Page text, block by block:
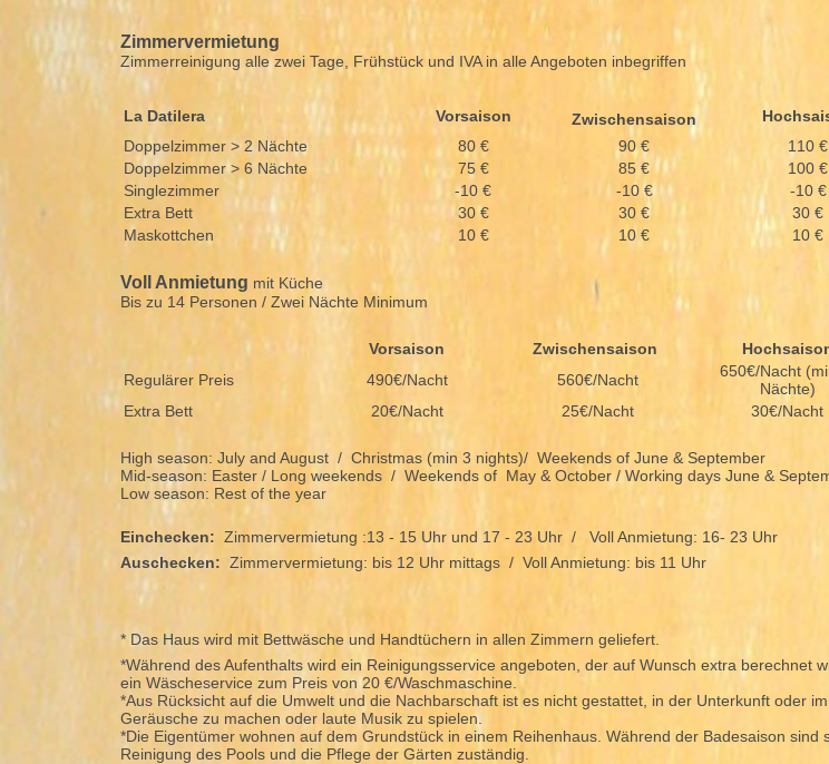
Zimmervermietung
Zimmerreinigung alle zwei Tage, Frühstück und IVA in alle Angeboten inbegriffen
La Datilera Vorsaison Zwischensaison
Doppelzimmer > 2 Nächte
80 € 90 €
110 €
Doppelzimmer > 6 Nächte
75 € 85 €
100 €
Singlezimmer
-10 € -10 €
-10 €
Extra Bett
30 € 30 €
30 €
Maskottchen
10 € 10 € 10 €
Voll Anmietung mit Küche
Bis zu 14 Personen / Zwei Nächte Minimum
Vorsaison Zwischensaison
Regulärer Preis
490€/Nacht 560€/Nacht
650€/Nacht
Nächte)
Extra Bett
20€/Nacht 25€/Nacht 30€/Nacht
High season: July and August / Christmas (min 3 nights)/ Weekends of June & September
Mid-season: Easter / Long weekends / Weekends of May & October / Working days June &
Low season: Rest of the year
Einchecken: Zimmervermietung :13 - 15 Uhr und 17 - 23 Uhr / Voll Anmietung: 16- 23 Uhr
Auschecken: Zimmervermietung: bis 12 Uhr mittags / Voll Anmietung: bis 11 Uhr
* Das Haus wird mit Bettwäsche und Handtüchern in allen Zimmern geliefert.
*Während des Aufenthalts wird ein Reinigungsservice angeboten, der auf Wunsch extra berechnet
ein Wäscheservice zum Preis von 20 €/Waschmaschine.
*Aus Rücksicht auf die Umwelt und die Nachbarschaft ist es nicht gestattet, in der Unterkunft oder
Geräusche zu machen oder laute Musik zu spielen.
*Die Eigentümer wohnen auf dem Grundstück in einem Reihenhaus. Während der Badesaison sind
Reinigung des Pools und die Pflege der Gärten zuständig.